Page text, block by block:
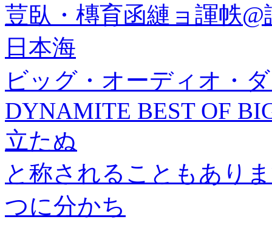
荳臥・槫育函縺ョ諢帙@
日本海
ビッグ・オーディオ・
DYNAMITE BEST OF
立たぬ
と称されることもあり
つに分かち